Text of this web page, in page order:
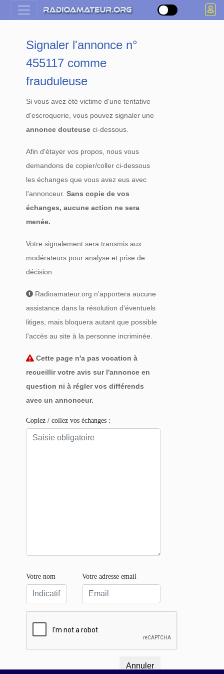
Signaler l'annonce n°
455117 comme
frauduleuse
Si vous avez été victime d'une tentative
d'escroquerie, vous pouvez signaler une
annonce douteuse ci-dessous.
Afin d'étayer vos propos, nous vous
demandons de copier/coller ci-dessous
les échanges que vous avez eus avec
l'annonceur.Sans copie de vos
échanges, aucune action ne sera
menée.
Votre signalement sera transmis aux
modérateurs pour analyse et prise de
décision.
Radioamateur.org n'apportera aucune
assistance dans la résolution d'éventuels
litiges, mais bloquera autant que possible
l'accès au site à la personne incriminée.
Cette page n'a pas vocation à
recueillir votre avis sur l'annonce en
question ni à régler vos différends
avec un annonceur.
Copiez / collez vos échanges :
Votre nom Votre adresse email